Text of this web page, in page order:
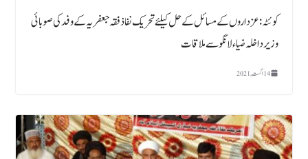
کوئٹہ : عزداروں کے مسائل کے حل کیلئے تحریک نفاذ فقہ جعفریہ کے وفد کی صوبائی
وزیر داخلہ ضیاء لانگو سے ملاقات
14 اگست, 2021